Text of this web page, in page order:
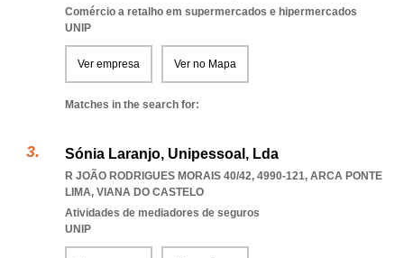
Comércio a retalho em supermercados e hipermercados
UNIP
Ver empresa Ver no Mapa
Matches in the search for:
Sónia Laranjo, Unipessoal, Lda
R JOÃO RODRIGUES MORAIS 40/42, 4990-121, ARCA PONTE
LIMA, VIANA DO CASTELO
Atividades de mediadores de seguros
UNIP